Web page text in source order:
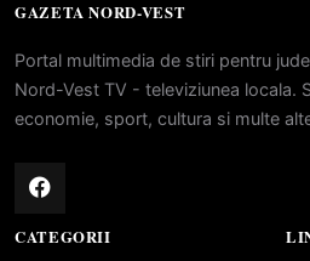
GAZETA NORD-VEST
Portal multimedia de stiri pentru
Nord-Vest TV - televiziunea locala.
economie, sport, cultura si multe
CATEGORII